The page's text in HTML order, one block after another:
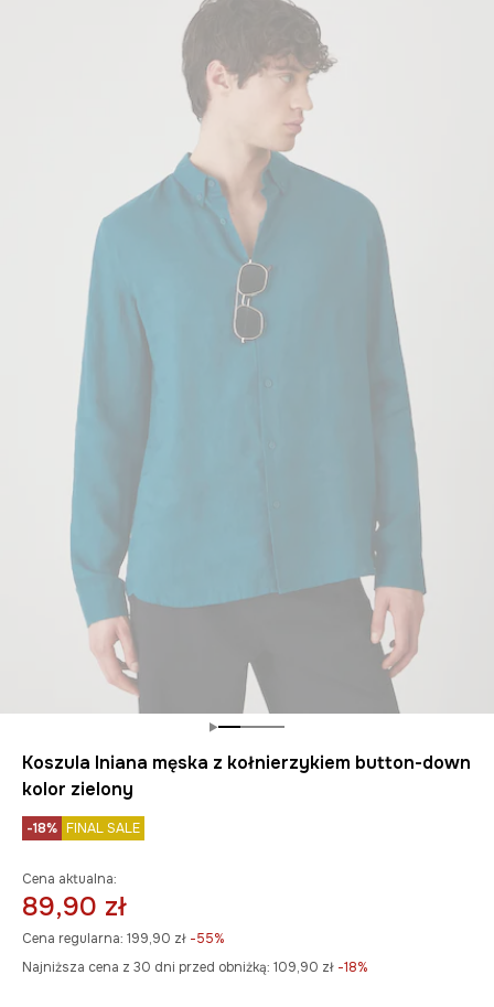
Koszula lniana męska z kołnierzykiem button-down
kolor zielony
-18% FINAL SALE
Cena aktualna:
89,90 zł
Cena regularna: 199,90 zł -55%
Najniższa cena z 30 dni przed obniżką: 109,90 zł -18%